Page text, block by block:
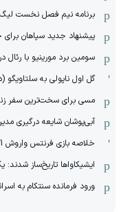
برنامه نیم فصل نخست لیگ
پیشنهاد جدید سپاهان
سومین برد مورینیو با
گل اول ناپولی به سلتاویگو
مسی برای سخت‌ترین سفر
آبی‌پوشان شایعه درگیری
خلاصه بازی فرنتس واروش 1 - رئال مادرید 2
ایشیکاوا‌ها تاریخ‌ساز شدند:
ورود فرمانده سنتکام به